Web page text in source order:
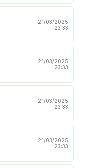
21/03/2025
23:33
21/03/2025
23:33
21/03/2025
23:33
21/03/2025
23:33